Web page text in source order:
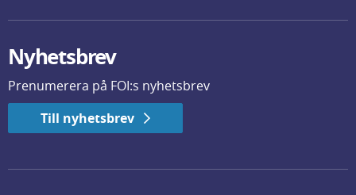
Nyhetsbrev
Prenumerera på FOI:s nyhetsbrev
Till nyhetsbrev